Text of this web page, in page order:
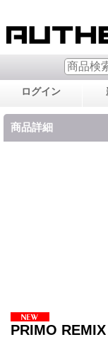
ログイン
商品詳細
PRIMO